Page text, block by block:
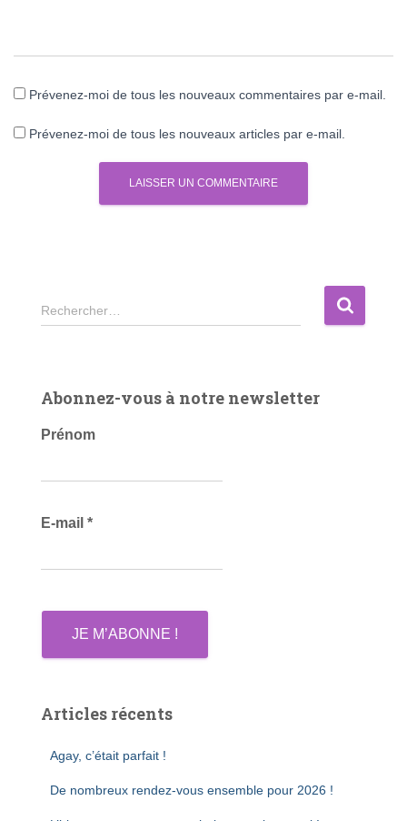
Prévenez-moi de tous les nouveaux commentaires par e-mail.
Prévenez-moi de tous les nouveaux articles par e-mail.
R
e
r
h
r
:
Rechercher…
Abonnez-vous à notre newsletter
Prénom
E-mail *
Articles récents
Agay, c’était parfait !
De nombreux rendez-vous ensemble pour 2026 !